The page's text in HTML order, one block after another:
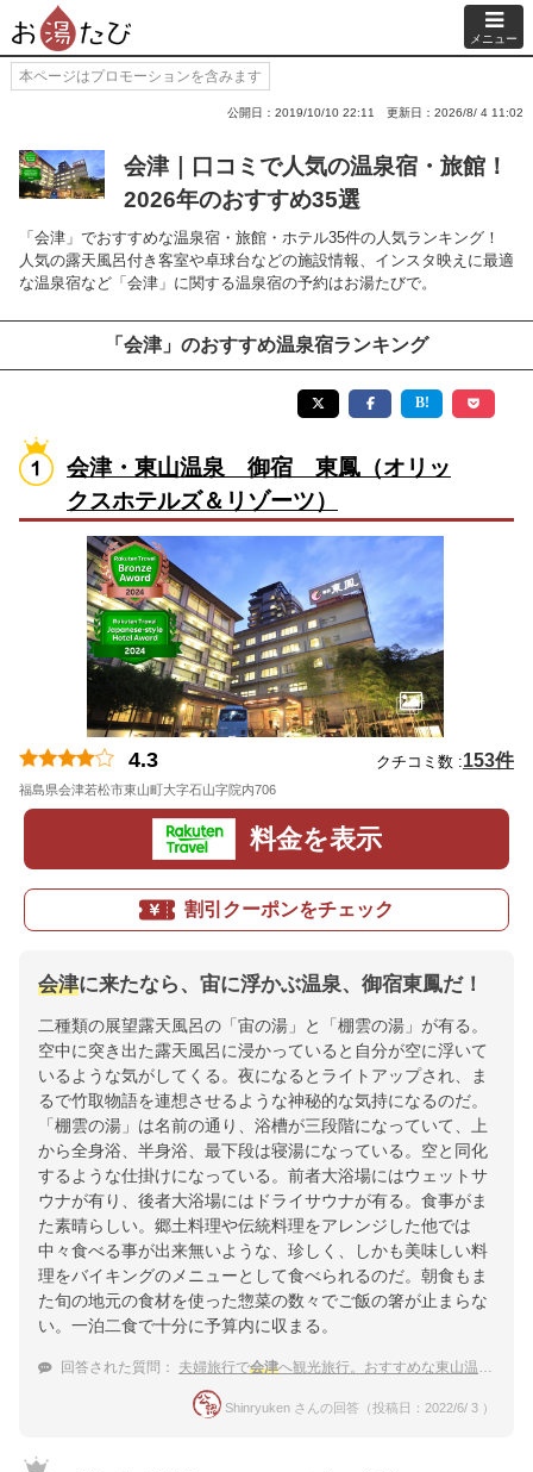
メニュー
本ページはプロモーションを含みます
公開日：2019/10/10 22:11 更新日：2026/8/ 4 11:02
会津｜口コミで人気の温泉宿・旅館！
2026年のおすすめ35選
「会津」でおすすめな温泉宿・旅館・ホテル35件の人気ランキング！
人気の露天風呂付き客室や卓球台などの施設情報、インスタ映えに最適
な温泉宿など「会津」に関する温泉宿の予約はお湯たびで。
「会津」のおすすめ温泉宿ランキング
会津・東山温泉 御宿 東鳳（オリッ
クスホテルズ＆リゾーツ）
4.3 クチコミ数 :153件
福島県会津若松市東山町大字石山字院内706
料金を表示
割引クーポンをチェック
会津に来たなら、宙に浮かぶ温泉、御宿東鳳だ！
二種類の展望露天風呂の「宙の湯」と「棚雲の湯」が有る。
空中に突き出た露天風呂に浸かっていると自分が空に浮いて
いるような気がしてくる。夜になるとライトアップされ、ま
るで竹取物語を連想させるような神秘的な気持になるのだ。
「棚雲の湯」は名前の通り、浴槽が三段階になっていて、上
から全身浴、半身浴、最下段は寝湯になっている。空と同化
するような仕掛けになっている。前者大浴場にはウェットサ
ウナが有り、後者大浴場にはドライサウナが有る。食事がま
た素晴らしい。郷土料理や伝統料理をアレンジした他では
中々食べる事が出来無いような、珍しく、しかも美味しい料
理をバイキングのメニューとして食べられるのだ。朝食もま
た旬の地元の食材を使った惣菜の数々でご飯の箸が止まらな
い。一泊二食で十分に予算内に収まる。
回答された質問： 夫婦旅行で会津へ観光旅行。おすすめな東山温泉の高級宿を教えて。
Shinryuken さんの回答（投稿日：2022/6/ 3 ）